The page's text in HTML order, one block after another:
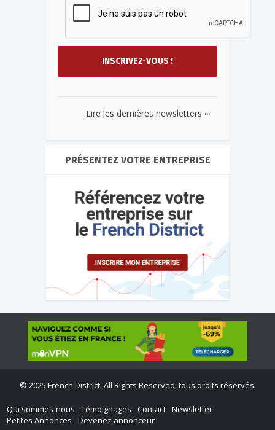
Lire les dernières newsletters ...
PRÉSENTEZ VOTRE ENTREPRISE
© 2025 French District. All Rights Reserved, tous droits réservés.
Qui sommes-nous Témoignages Contact Newsletter
Petites Annonces
Devenez annonceur